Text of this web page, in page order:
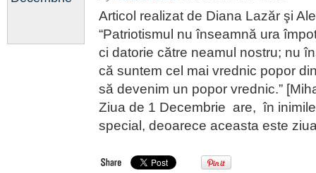
Articol realizat de Diana Lazăr şi
“Patriotismul nu înseamnă ura
ci datorie către neamul nostru; nu
că suntem cel mai vrednic popor
să devenim un popor vrednic.”
Ziua de 1 Decembrie are, în
special, deoarece aceasta este